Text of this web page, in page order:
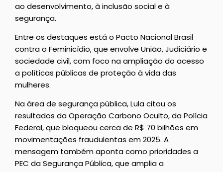
ao desenvolvimento, à inclusão social e à
segurança.
Entre os destaques está o Pacto Nacional Brasil
contra o Feminicídio, que envolve União, Judiciário e
sociedade civil, com foco na ampliação do acesso
a políticas públicas de proteção à vida das
mulheres.
Na área de segurança pública, Lula citou os
resultados da Operação Carbono Oculto, da Polícia
Federal, que bloqueou cerca de R$ 70 bilhões em
movimentações fraudulentas em 2025. A
mensagem também aponta como prioridades a
PEC da Segurança Pública, que amplia a